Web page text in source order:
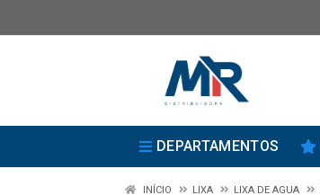
DEPARTAMENTOS
INÍCIO LIXA LIXA DE AGUA